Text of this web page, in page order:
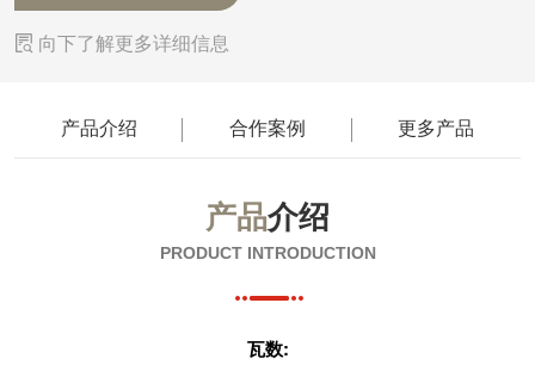
 向下了解更多详细信息
产品介绍 合作案例 更多产品
产品介绍
PRODUCT INTRODUCTION
瓦数: